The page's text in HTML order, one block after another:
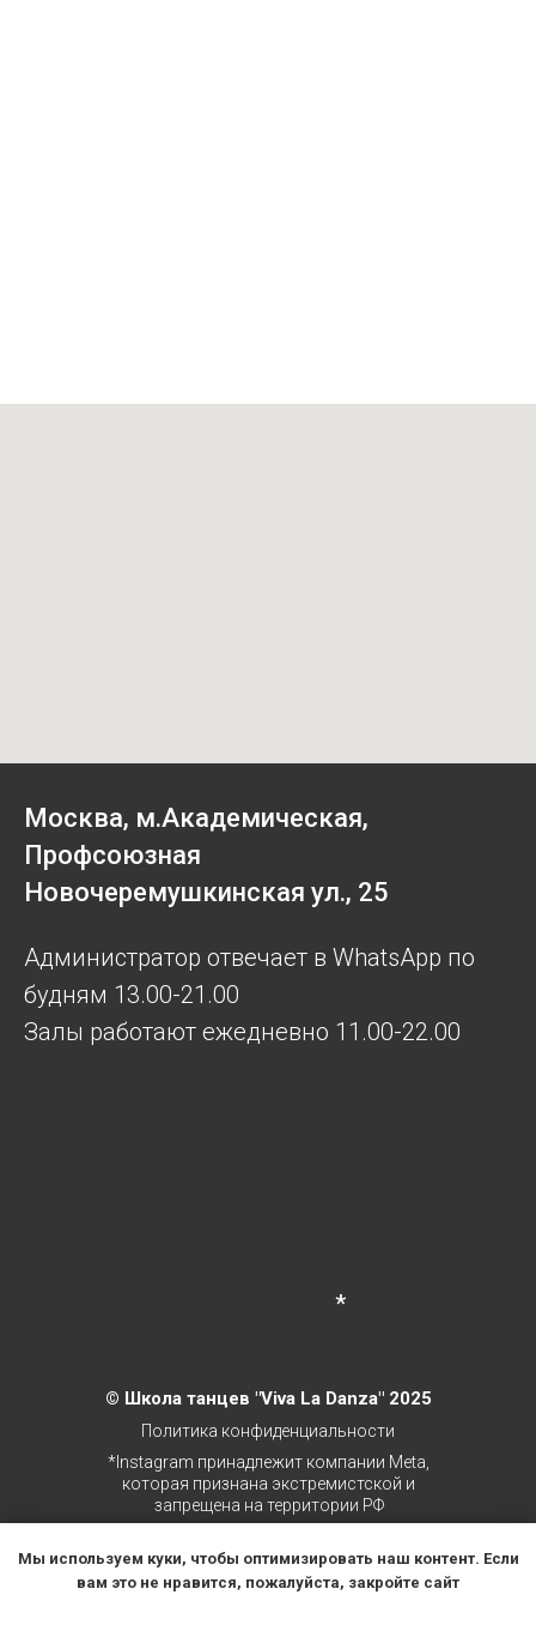
Мы используем куки, чтобы оптимизировать наш контент. Если
вам это не нравится, пожалуйста, закройте сайт
Москва, м.Академическая,
Профсоюзная
Новочеремушкинская ул., 25
Администратор отвечает в WhatsApp по
будням 13.00-21.00
Залы работают ежедневно 11.00-22.00
© Школа танцев "Viva La Danza" 2025
Политика конфиденциальности
*
*Instagram принадлежит компании Meta,
которая признана экстремистской и
запрещена на территории РФ